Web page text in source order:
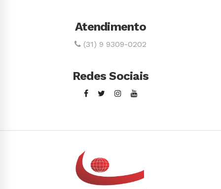
Atendimento
(31) 9 9309-0202
Redes Sociais